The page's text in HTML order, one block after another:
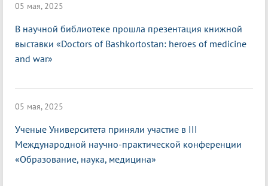
05 мая, 2025
В научной библиотеке прошла презентация книжной
выставки «Doctors of Bashkortostan: heroes of medicine
and war»
05 мая, 2025
Ученые Университета приняли участие в III
Международной научно-практической конференции
«Образование, наука, медицина»